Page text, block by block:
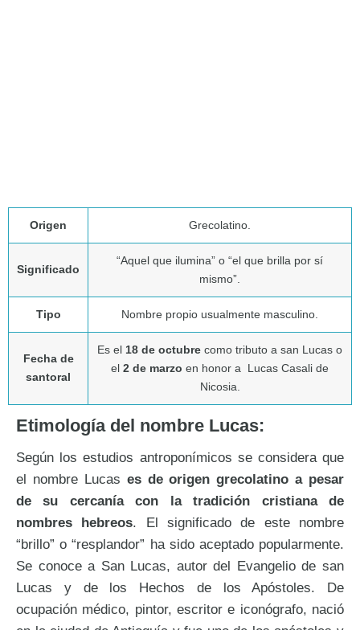
Origen Grecolatino.
Significado
“Aquel que ilumina” o “el que brilla por sí
mismo”.
Tipo Nombre propio usualmente masculino.
Fecha de
santoral
Es el 18 de octubre como tributo a san Lucas o
el 2 de marzo en honor a Lucas Casali de
Nicosia.
Etimología del nombre Lucas:
Según los estudios antroponímicos se considera que
el nombre Lucas es de origen grecolatino a pesar
de su cercanía con la tradición cristiana de
nombres hebreos. El significado de este nombre
“brillo” o “resplandor” ha sido aceptado popularmente.
Se conoce a San Lucas, autor del Evangelio de san
Lucas y de los Hechos de los Apóstoles. De
ocupación médico, pintor, escritor e iconógrafo, nació